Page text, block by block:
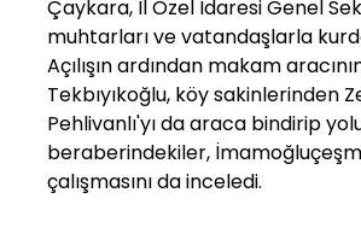
Çaykara, İl Özel İdaresi Genel
muhtarları ve vatandaşlarla
Açılışın ardından makam
Tekbıyıkoğlu, köy sakinlerinden
Pehlivanlı'yı da araca bindirip
beraberindekiler,
çalışmasını da inceledi.